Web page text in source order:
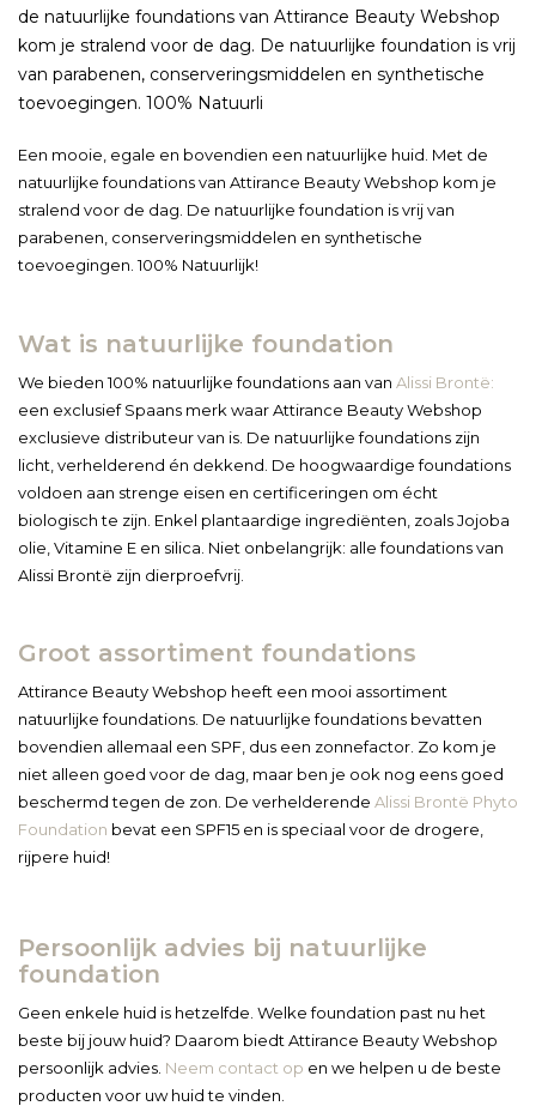
de natuurlijke foundations van Attirance Beauty Webshop
kom je stralend voor de dag. De natuurlijke foundation is vrij
van parabenen, conserveringsmiddelen en synthetische
toevoegingen. 100% Natuurli
Een mooie, egale en bovendien een natuurlijke huid. Met de
natuurlijke foundations van Attirance Beauty Webshop kom je
stralend voor de dag. De natuurlijke foundation is vrij van
parabenen, conserveringsmiddelen en synthetische
toevoegingen. 100% Natuurlijk!
Wat is natuurlijke foundation
We bieden 100% natuurlijke foundations aan van Alissi Brontë:
een exclusief Spaans merk waar Attirance Beauty Webshop
exclusieve distributeur van is. De natuurlijke foundations zijn
licht, verhelderend én dekkend. De hoogwaardige foundations
voldoen aan strenge eisen en certificeringen om écht
biologisch te zijn. Enkel plantaardige ingrediënten, zoals Jojoba
olie, Vitamine E en silica. Niet onbelangrijk: alle foundations van
Alissi Brontë zijn dierproefvrij.
Groot assortiment foundations
Attirance Beauty Webshop heeft een mooi assortiment
natuurlijke foundations. De natuurlijke foundations bevatten
bovendien allemaal een SPF, dus een zonnefactor. Zo kom je
niet alleen goed voor de dag, maar ben je ook nog eens goed
beschermd tegen de zon. De verhelderende Alissi Brontë Phyto
Foundation bevat een SPF15 en is speciaal voor de drogere,
rijpere huid!
Persoonlijk advies bij natuurlijke
foundation
Geen enkele huid is hetzelfde. Welke foundation past nu het
beste bij jouw huid? Daarom biedt Attirance Beauty Webshop
persoonlijk advies. Neem contact op en we helpen u de beste
producten voor uw huid te vinden.